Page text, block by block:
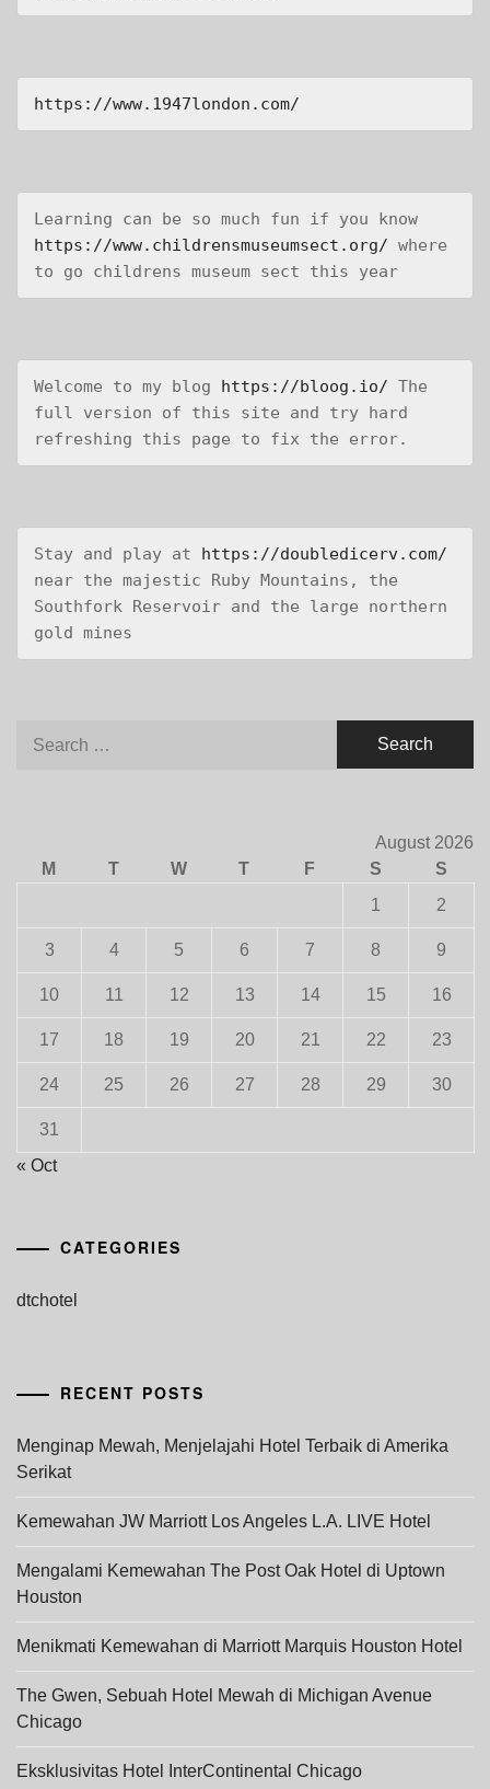
https://www.1947london.com/
https://www.childrensmuseumsect.org/ where
to go childrens museum sect this year
Welcome to my blog https://bloog.io/ The
full version of this site and try hard
refreshing this page to fix the error.
Stay and play at https://doubledicerv.com/
near the majestic Ruby Mountains, the
Southfork Reservoir and the large northern
gold mines
August 2026
M
T W T F S
S
1
2
3 4 5 6 7 8 9
10 11 12 13 14 15 16
17 18 19 20 21 22 23
24 25 26 27 28 29 30
31
« Oct
CATEGORIES
dtchotel
RECENT POSTS
Menginap Mewah, Menjelajahi Hotel Terbaik di Amerika
Serikat
Kemewahan JW Marriott Los Angeles L.A. LIVE Hotel
Mengalami Kemewahan The Post Oak Hotel di Uptown
Houston
Menikmati Kemewahan di Marriott Marquis Houston Hotel
The Gwen, Sebuah Hotel Mewah di Michigan Avenue
Chicago
Eksklusivitas Hotel InterContinental Chicago